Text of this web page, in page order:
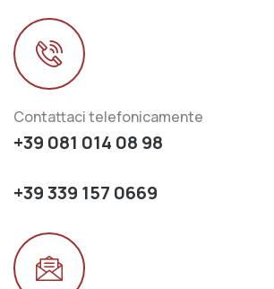
Contattaci telefonicamente
+39 081 014 08 98
+39 339 157 0669